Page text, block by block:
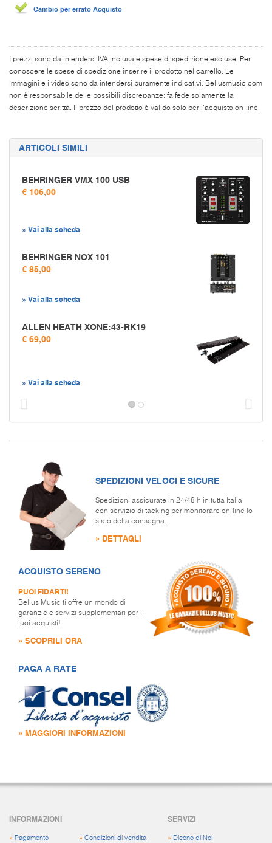
Cambio per errato Acquisto
I prezzi sono da intendersi IVA inclusa e spese di spedizione escluse. Per
conoscere le spese di spedizione inserire il prodotto nel carrello. Le
immagini e i video sono da intendersi puramente indicativi. Bellusmusic.com
non è responsabile delle possibili discrepanze: fa fede solamente la
descrizione scritta. Il prezzo del prodotto è valido solo per l'acquisto on-line.
ARTICOLI SIMILI
BEHRINGER VMX 100 USB
€ 106,00
» Vai alla scheda
BEHRINGER NOX 101
€ 85,00
» Vai alla scheda
ALLEN HEATH XONE:43-RK19
€ 69,00
» Vai alla scheda
SPEDIZIONI VELOCI E SICURE
Spedizioni assicurate in 24/48 h in tutta Italia
con servizio di tacking per monitorare on-line lo
stato della consegna.
» DETTAGLI
ACQUISTO SERENO
PUOI FIDARTI!
Bellus Music ti offre un mondo di
garanzie e servizi supplementari per i
tuoi acquisti!
» SCOPRILI ORA
PAGA A RATE
» MAGGIORI INFORMAZIONI
INFORMAZIONI
» Pagamento » Condizioni di vendita
SERVIZI
» Dicono di Noi